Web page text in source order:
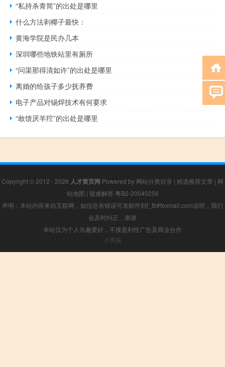
“私持杀青简”的出处是哪里
什么方法剥椰子最快：
黄海学院是民办几本
深圳哪些地铁站里有厕所
“问渠那得清如许”的出处是哪里
离婚的给孩子多少抚养费
电子产品对锡焊技术有何要求
“敢馈厌羊羫”的出处是哪里
Copyright © 2012 - 2026 人才黄页网 Powered by 网站分类目录 | 精选推荐文章 | 网
站地图 | 疑难解答 粤B2-20040256
声明：本站内容来自互联网，如信息有错误可发邮件到f_fb#foxmail.com说明，我们
会及时纠正，谢谢
本站仅为个人兴趣爱好，不接盈利性广告及商业合作
小男孩